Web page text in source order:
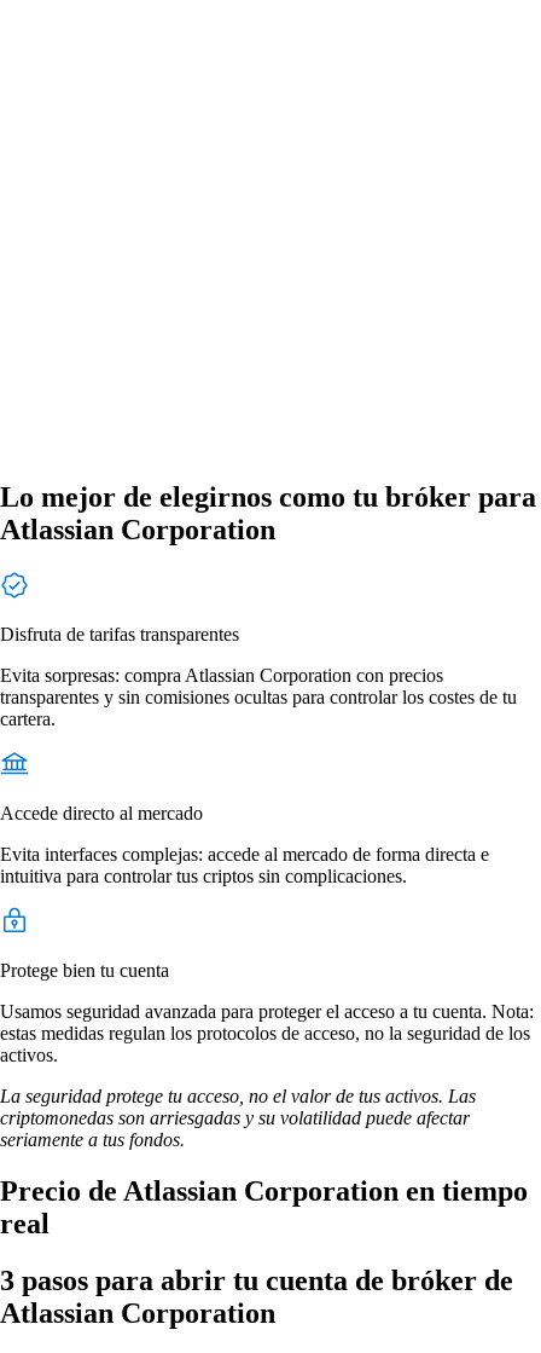
Lo mejor de elegirnos como tu bróker para
Atlassian Corporation
Disfruta de tarifas transparentes
Evita sorpresas: compra Atlassian Corporation con precios
transparentes y sin comisiones ocultas para controlar los costes de tu
cartera.
Accede directo al mercado
Evita interfaces complejas: accede al mercado de forma directa e
intuitiva para controlar tus criptos sin complicaciones.
Protege bien tu cuenta
Usamos seguridad avanzada para proteger el acceso a tu cuenta. Nota:
estas medidas regulan los protocolos de acceso, no la seguridad de los
activos.
La seguridad protege tu acceso, no el valor de tus activos. Las
criptomonedas son arriesgadas y su volatilidad puede afectar
seriamente a tus fondos.
Precio de Atlassian Corporation en tiempo
real
3 pasos para abrir tu cuenta de bróker de
Atlassian Corporation